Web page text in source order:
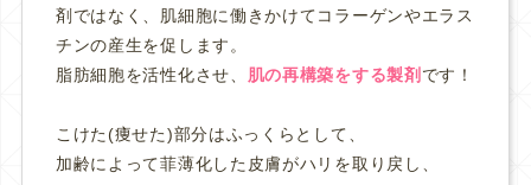
剤ではなく、肌細胞に働きかけてコラーゲンやエラス
チンの産生を促します。
脂肪細胞を活性化させ、 肌の再構築をする製剤 です！
こけた(痩せた)部分はふっくらとして、
加齢によって菲薄化した皮膚がハリを取り戻し、